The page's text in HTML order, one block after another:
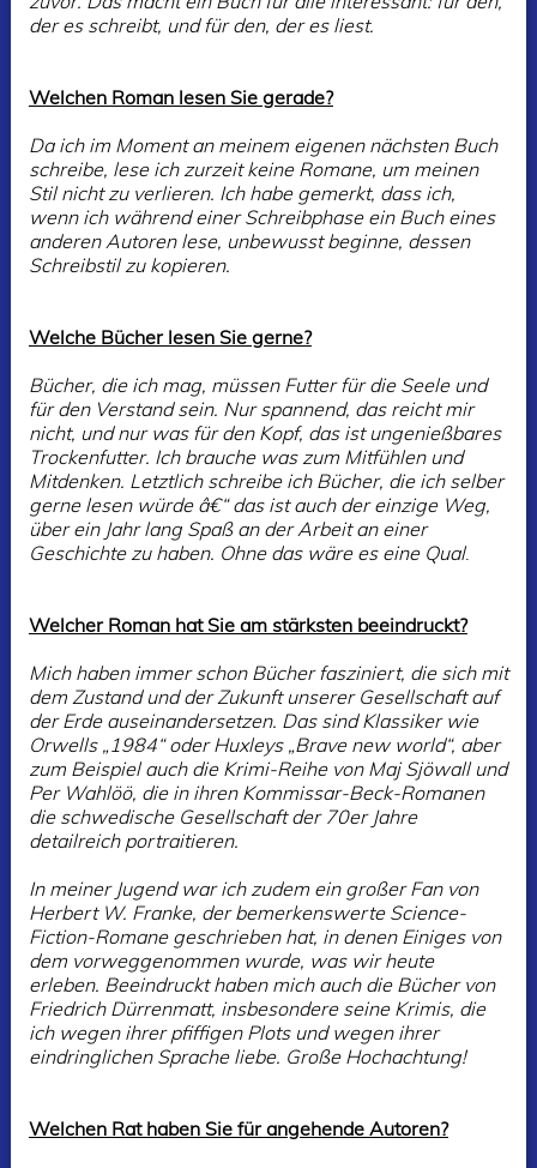
der es schreibt, und für den, der es liest.
Welchen Roman lesen Sie gerade?
Da ich im Moment an meinem eigenen nächsten Buch
schreibe, lese ich zurzeit keine Romane, um meinen
Stil nicht zu verlieren. Ich habe gemerkt, dass ich,
wenn ich während einer Schreibphase ein Buch eines
anderen Autoren lese, unbewusst beginne, dessen
Schreibstil zu kopieren.
Welche Bücher lesen Sie gerne?
Bücher, die ich mag, müssen Futter für die Seele und
für den Verstand sein. Nur spannend, das reicht mir
nicht, und nur was für den Kopf, das ist ungenießbares
Trockenfutter. Ich brauche was zum Mitfühlen und
Mitdenken. Letztlich schreibe ich Bücher, die ich selber
gerne lesen würde â€“ das ist auch der einzige Weg,
über ein Jahr lang Spaß an der Arbeit an einer
Geschichte zu haben. Ohne das wäre es eine Qual.
Welcher Roman hat Sie am stärksten beeindruckt?
Mich haben immer schon Bücher fasziniert, die sich mit
dem Zustand und der Zukunft unserer Gesellschaft auf
der Erde auseinandersetzen. Das sind Klassiker wie
Orwells „1984“ oder Huxleys „Brave new world“, aber
zum Beispiel auch die Krimi-Reihe von Maj Sjöwall und
Per Wahlöö, die in ihren Kommissar-Beck-Romanen
die schwedische Gesellschaft der 70er Jahre
detailreich portraitieren.
In meiner Jugend war ich zudem ein großer Fan von
Herbert W. Franke, der bemerkenswerte Science-
Fiction-Romane geschrieben hat, in denen Einiges von
dem vorweggenommen wurde, was wir heute
erleben. Beeindruckt haben mich auch die Bücher von
Friedrich Dürrenmatt, insbesondere seine Krimis, die
ich wegen ihrer pfiffigen Plots und wegen ihrer
eindringlichen Sprache liebe. Große Hochachtung!
Welchen Rat haben Sie für angehende Autoren?